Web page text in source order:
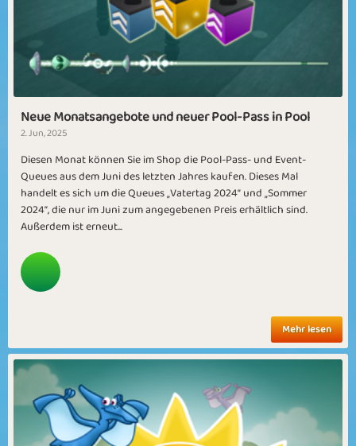
Neue Monatsangebote und neuer Pool-Pass in Pool
2. Jun, 2025
Diesen Monat können Sie im Shop die Pool-Pass- und Event-
Queues aus dem Juni des letzten Jahres kaufen. Dieses Mal
handelt es sich um die Queues „Vatertag 2024“ und „Sommer
2024“, die nur im Juni zum angegebenen Preis erhältlich sind.
Außerdem ist erneut...
Mehr lesen